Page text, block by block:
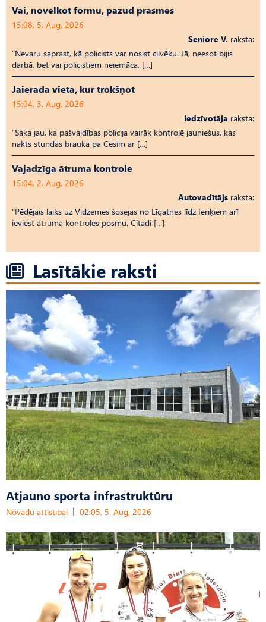
Vai, novelkot formu, pazūd prasmes
15:08, 5. Aug, 2026
Seniore V. raksta:
“Nevaru saprast, kā policists var nosist cilvēku. Jā, neesot bijis
darbā, bet vai policistiem neiemāca, […]
Jāierāda vieta, kur trokšņot
15:04, 3. Aug, 2026
Iedzīvotāja raksta:
“Saka jau, ka pašvaldības policija vairāk kontrolē jauniešus, kas
nakts stundās braukā pa Cēsīm ar […]
Vajadzīga ātruma kontrole
15:04, 2. Aug, 2026
Autovadītājs raksta:
“Pēdējais laiks uz Vid­ze­mes šosejas no Līgatnes līdz Ieriķiem arī
ieviest ātruma kontroles posmu. Citādi […]
Lasītākie raksti
Atjauno sporta infrastruktūru
Novadu attīstībai 02:05, 5. Aug, 2026